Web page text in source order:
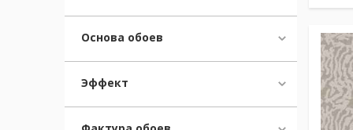
Кино/театр/актеры
Пэчворк(77)
Елочка
Основа обоев
Эффект